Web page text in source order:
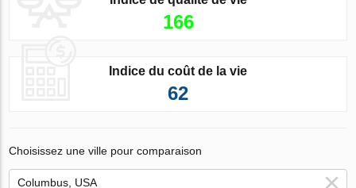
166
Indice du coût de la vie
62
Choisissez une ville pour comparaison